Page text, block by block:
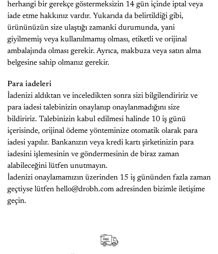
herhangi bir gerekçe göstermeksizin 14 gün içinde iptal veya
iade etme hakkınız vardır. Yukarıda da belirtildiği gibi,
ürününüzün size ulaştığı zamanki durumunda, yani
giyilmemiş veya kullanılmamış olması, etiketli ve orijinal
ambalajında olması gerekir. Ayrıca, makbuza veya satın alma
belgesine sahip olmanız gerekir.
Para iadeleri
İadenizi aldıktan ve inceledikten sonra sizi bilgilendiririz ve
para iadesi talebinizin onaylanıp onaylanmadığını size
bildiririz. Talebinizin kabul edilmesi halinde 10 iş günü
içerisinde, orijinal ödeme yönteminize otomatik olarak para
iadesi yapılır. Bankanızın veya kredi kartı şirketinizin para
iadesini işlemesinin ve göndermesinin de biraz zaman
alabileceğini lütfen unutmayın.
İadenizi onaylamamızın üzerinden 15 iş gününden fazla zaman
geçtiyse lütfen hello@drobh.com adresinden bizimle iletişime
geçin.